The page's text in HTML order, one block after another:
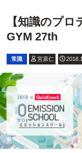
【知識のプ
GYM 27th
常識 宮原仁